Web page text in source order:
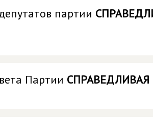
партии
Партии СПРАВЕДЛИВАЯ